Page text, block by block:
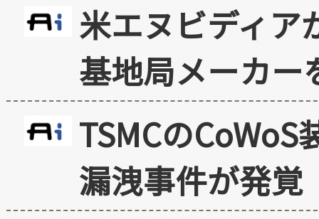
米エヌビディア
基地局メーカー
TSMCの
漏洩事件が発覚